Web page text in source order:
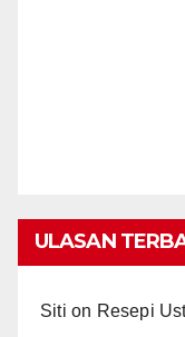
ULASAN
Siti on Resepi